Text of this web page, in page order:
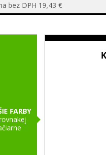
bez DPH 19,43 €
FARBY